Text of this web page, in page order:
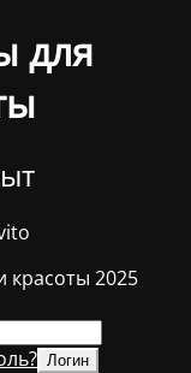
для
красоты 2025